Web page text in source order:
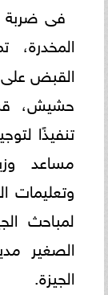
فى ضربة
المخدرة،
حشيش،
تنفيذًا
مساعد
وتعليمات
لمباحث
الصغير
الجيزة.